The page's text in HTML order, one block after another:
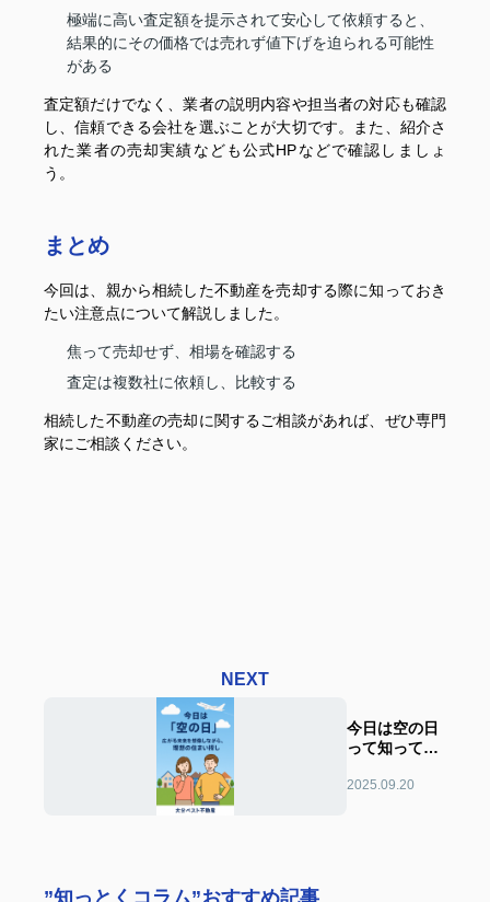
極端に高い査定額を提示されて安心して依頼すると、
結果的にその価格では売れず値下げを迫られる可能性
がある
査定額だけでなく、業者の説明内容や担当者の対応も確認
し、信頼できる会社を選ぶことが大切です。また、紹介さ
れた業者の売却実績なども公式HPなどで確認しましょ
う。
まとめ
今回は、親から相続した不動産を売却する際に知っておき
たい注意点について解説しました。
焦って売却せず、相場を確認する
査定は複数社に依頼し、比較する
相続した不動産の売却に関するご相談があれば、ぜひ専門
家にご相談ください。
NEXT
今日は空の日
って知ってま
2025.09.20
”知っとくコラム”おすすめ記事